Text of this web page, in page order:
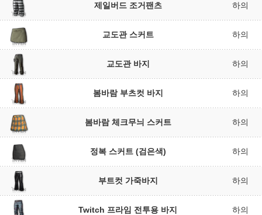
제일버드 조거팬츠 하의
교도관 스커트 하의
교도관 바지 하의
봄바람 부츠컷 바지 하의
봄바람 체크무늬 스커트 하의
정복 스커트 (검은색) 하의
부트컷 가죽바지 하의
Twitch 프라임 전투용 바지 하의